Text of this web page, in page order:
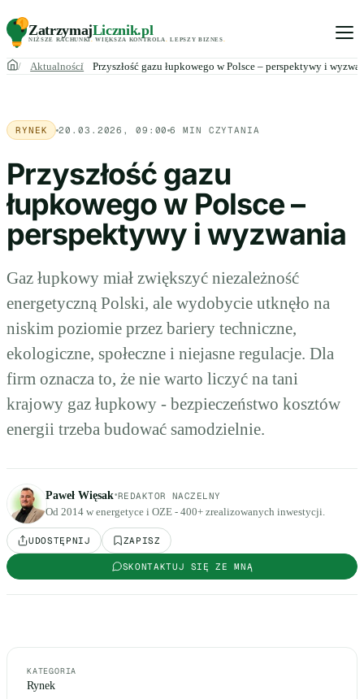
ZatrzymajLicznik.pl
NIŻSZE RACHUNKI. WIĘKSZA KONTROLA LEPSZY BIZNES
Aktualności Przyszłość gazu łupkowego w Polsce – perspektywy i
RYNEK 20.03.2026, 09:00 6 MIN CZYTANIA
Przyszłość gazu
łupkowego w Polsce –
perspektywy i wyzwania
Gaz łupkowy miał zwiększyć niezależność
energetyczną Polski, ale wydobycie utknęło na
niskim poziomie przez bariery techniczne,
ekologiczne, społeczne i niejasne regulacje. Dla
firm oznacza to, że nie warto liczyć na tani
krajowy gaz łupkowy - bezpieczeństwo kosztów
energii trzeba budować samodzielnie.
Paweł Więsak·REDAKTOR NACZELNY
Od 2014 w energetyce i OZE - 400+ zrealizowanych inwestycji.
UDOSTĘPNIJ ZAPISZ
SKONTAKTUJ SIĘ ZE MNĄ
KATEGORIA
Rynek